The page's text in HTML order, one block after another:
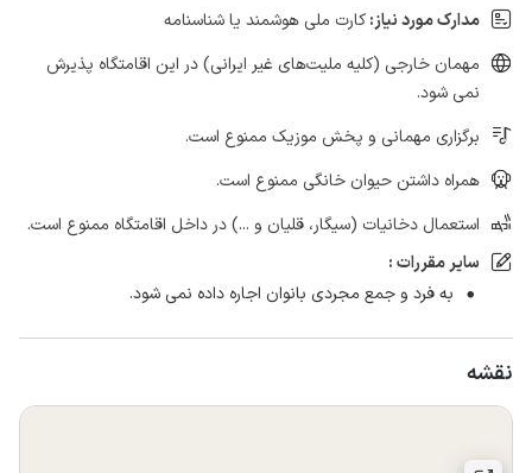
مدارک مورد نیاز:کارت ملی هوشمند یا شناسنامه
مهمان خارجی (کلیه ملیت‌های غیر ایرانی) در این اقامتگاه پذیرش
نمی شود.
برگزاری مهمانی و پخش موزیک ممنوع است.
همراه داشتن حیوان خانگی ممنوع است.
استعمال دخانیات (سیگار، قلیان و ...) در داخل اقامتگاه ممنوع است.
سایر مقررات :
به فرد و جمع مجردی بانوان اجاره داده نمی شود.
نقشه